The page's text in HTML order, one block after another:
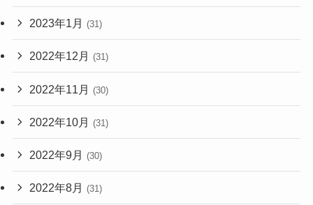
2023年1月 (31)
2022年12月 (31)
2022年11月 (30)
2022年10月 (31)
2022年9月 (30)
2022年8月 (31)